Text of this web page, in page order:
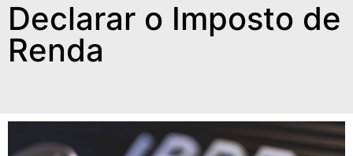
Declarar o Imposto de
Renda